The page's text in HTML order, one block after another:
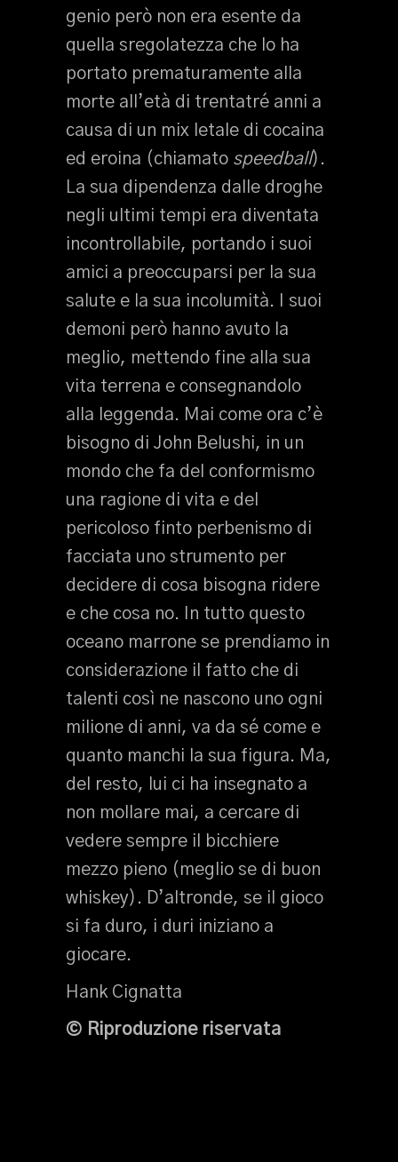
genio però non era esente da
quella sregolatezza che lo ha
portato prematuramente alla
morte all’età di trentatré anni a
causa di un mix letale di cocaina
ed eroina (chiamato speedball).
La sua dipendenza dalle droghe
negli ultimi tempi era diventata
incontrollabile, portando i suoi
amici a preoccuparsi per la sua
salute e la sua incolumità. I suoi
demoni però hanno avuto la
meglio, mettendo fine alla sua
vita terrena e consegnandolo
alla leggenda. Mai come ora c’è
bisogno di John Belushi, in un
mondo che fa del conformismo
una ragione di vita e del
pericoloso finto perbenismo di
facciata uno strumento per
decidere di cosa bisogna ridere
e che cosa no. In tutto questo
oceano marrone se prendiamo in
considerazione il fatto che di
talenti così ne nascono uno ogni
milione di anni, va da sé come e
quanto manchi la sua figura. Ma,
del resto, lui ci ha insegnato a
non mollare mai, a cercare di
vedere sempre il bicchiere
mezzo pieno (meglio se di buon
whiskey). D’altronde, se il gioco
si fa duro, i duri iniziano a
giocare.
Hank Cignatta
© Riproduzione riservata